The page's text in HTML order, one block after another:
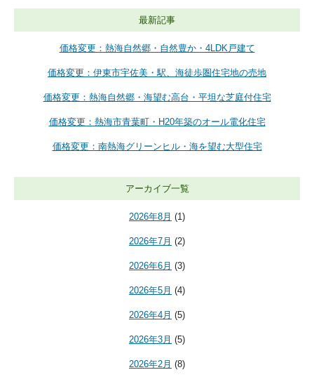
最新記事
価格変更：熱海自然郷・自然豊か・4LDK戸建て
価格変更：伊東市宇佐美・駅、海徒歩圏住宅地の売地
価格変更：熱海自然郷・海望む高台・平坦な芝庭付住宅
価格変更：熱海市青葉町・H20年築のオール電化住宅
価格変更：南熱海グリーンヒル・海を望む大型住宅
アーカイブ一覧
2026年8月 (1)
2026年7月 (2)
2026年6月 (3)
2026年5月 (4)
2026年4月 (5)
2026年3月 (5)
2026年2月 (8)